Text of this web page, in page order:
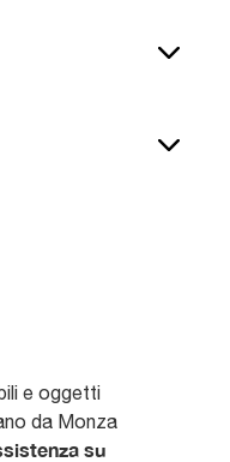
e oggetti
da Monza
su